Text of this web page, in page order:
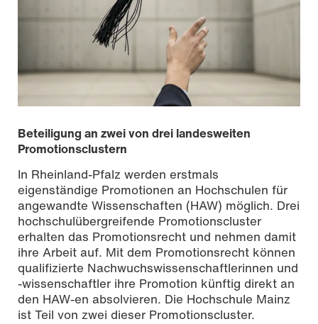
Beteiligung an zwei von drei landesweiten
Promotionsclustern
In Rheinland-Pfalz werden erstmals
eigenständige Promotionen an Hochschulen für
angewandte Wissenschaften (HAW) möglich. Drei
hochschulübergreifende Promotionscluster
erhalten das Promotionsrecht und nehmen damit
ihre Arbeit auf. Mit dem Promotionsrecht können
qualifizierte Nachwuchswissenschaftlerinnen und
-wissenschaftler ihre Promotion künftig direkt an
den HAW-en absolvieren. Die Hochschule Mainz
ist Teil von zwei dieser Promotionscluster.